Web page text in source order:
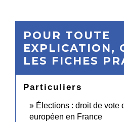
POUR TOUTE
EXPLICATION,
LES FICHES
Particuliers
Élections : droit de vote
européen en France